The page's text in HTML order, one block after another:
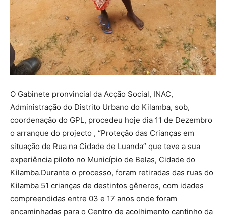
O Gabinete pronvincial da Acção Social, INAC,
Administração do Distrito Urbano do Kilamba, sob,
coordenação do GPL, procedeu hoje dia 11 de Dezembro
o arranque do projecto , “Proteção das Crianças em
situação de Rua na Cidade de Luanda” que teve a sua
experiência piloto no Município de Belas, Cidade do
Kilamba.Durante o processo, foram retiradas das ruas do
Kilamba 51 crianças de destintos gêneros, com idades
compreendidas entre 03 e 17 anos onde foram
encaminhadas para o Centro de acolhimento cantinho da